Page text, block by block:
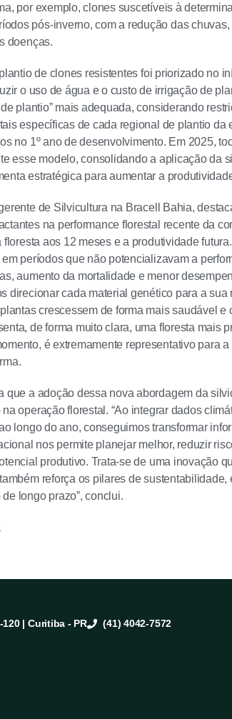
por exemplo, clones suscetíveis à
pós-inverno, com a redução das
doenças.
de clones resistentes foi priorizado no
o uso de água e o custo de irrigação de
plantio” mais adequada, considerando
específicas de cada regional de plantio da
no 1º ano de desenvolvimento. Em 2025,
esse modelo, consolidando a aplicação da
estratégica para aumentar a
de Silvicultura na Bracell Bahia,
na performance florestal recente da
aos 12 meses e a produtividade
períodos que não potencializavam a
aumento da mortalidade e menor
direcionar cada material genético para a
crescessem de forma mais saudável
de forma muito clara, uma floresta mais
é extremamente representativo para
que a adoção dessa nova abordagem da
operação florestal. “Ao integrar dados
longo do ano, conseguimos transformar
nos permite planejar melhor, reduzir
produtivo. Trata-se de uma inovação
reforça os pilares de
longo prazo”, conclui.
120 | Curitiba - PR
(41) 4042-7572